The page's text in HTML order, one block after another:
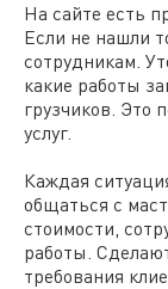
На сайте есть
Если не нашли
сотрудникам.
какие работы
грузчиков. Это
услуг.
Каждая
общаться с
стоимости,
работы.
требования